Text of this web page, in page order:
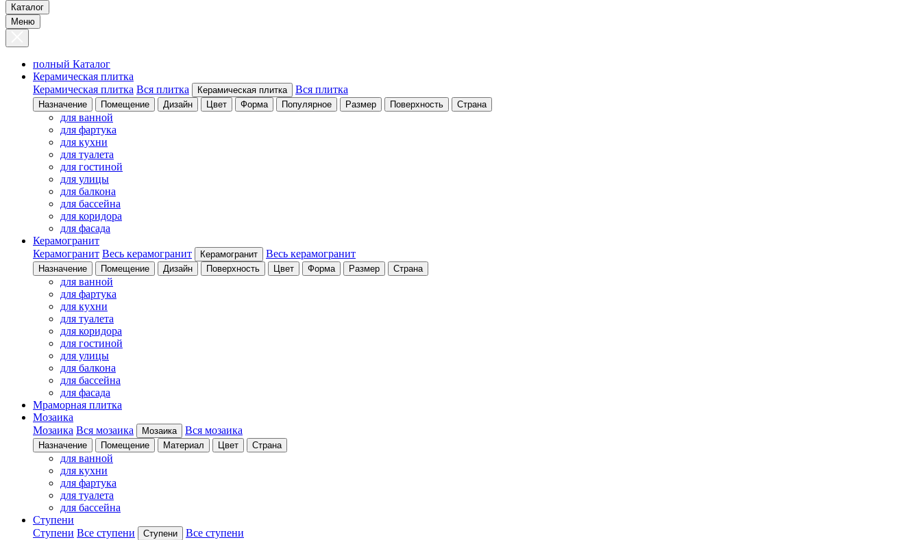
Каталог
Меню
полный Каталог
Керамическая плитка
Керамическая плитка Вся плитка Керамическая плитка Вся плитка
Назначение Помещение Дизайн Цвет Форма Популярное Размер Поверхность Страна
для ванной
для фартука
для кухни
для туалета
для гостиной
для улицы
для балкона
для бассейна
для коридора
для фасада
Керамогранит
Керамогранит Весь керамогранит Керамогранит Весь керамогранит
Назначение Помещение Дизайн Поверхность Цвет Форма Размер Страна
для ванной
для фартука
для кухни
для туалета
для коридора
для гостиной
для улицы
для балкона
для бассейна
для фасада
Мраморная плитка
Мозаика
Мозаика Вся мозаика Мозаика Вся мозаика
Назначение Помещение Материал Цвет Страна
для ванной
для кухни
для фартука
для туалета
для бассейна
Ступени
Ступени Все ступени Ступени Все ступени